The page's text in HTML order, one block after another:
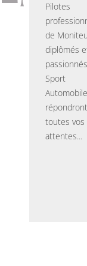
Pilotes
de
diplômés
Sport
Automobile
toutes vos
attentes...